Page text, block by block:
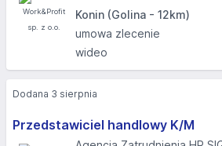
Konin (Golina - 12km)
umowa zlecenie
wideo
Przedstawiciel handlowy K/M
Dodana 3 sierpnia